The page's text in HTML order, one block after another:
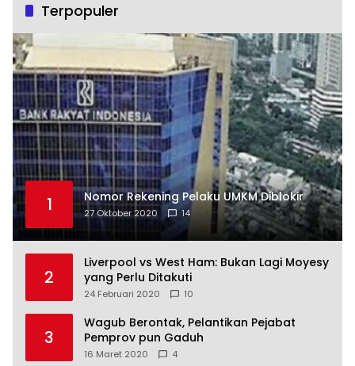
Terpopuler
1 Nomor Rekening Pelaku UMKM Diblokir
27 Oktober 2020 14
2
Liverpool vs West Ham: Bukan Lagi Moyesy
yang Perlu Ditakuti
24 Februari 2020 10
3
Wagub Berontak, Pelantikan Pejabat
Pemprov pun Gaduh
16 Maret 2020 4